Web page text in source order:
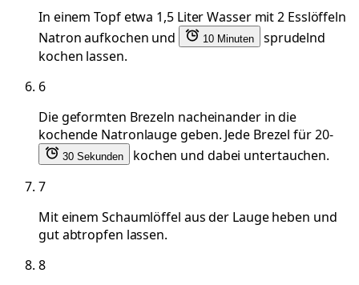
In einem Topf etwa 1,5 Liter Wasser mit 2 Esslöffeln
Natron aufkochen und
10 Minuten
sprudelnd
kochen lassen.
6
Die geformten Brezeln nacheinander in die
kochende Natronlauge geben. Jede Brezel für 20-
30 Sekunden
kochen und dabei untertauchen.
7
Mit einem Schaumlöffel aus der Lauge heben und
gut abtropfen lassen.
8